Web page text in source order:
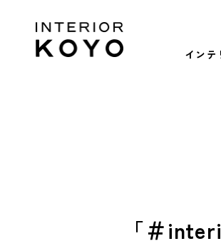
インテ
「＃